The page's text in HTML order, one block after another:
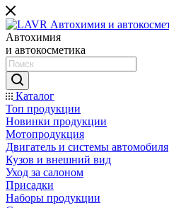
Автохимия
и автокосметика
Каталог
Топ продукции
Новинки продукции
Мотопродукция
Двигатель и системы автомобиля
Кузов и внешний вид
Уход за салоном
Присадки
Наборы продукции